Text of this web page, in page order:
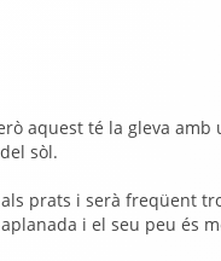
aquest té la gleva amb
sòl.
prats i serà freqüent
i el seu peu és